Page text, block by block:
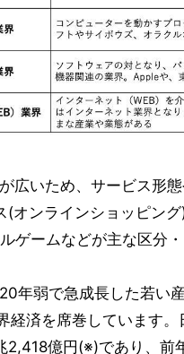
広いため、サービス形
(オンラインショッピン
ゲームなどが主な区分・
年弱で急成長した若い
経済を席巻しています
2,418億円(※)であり、前